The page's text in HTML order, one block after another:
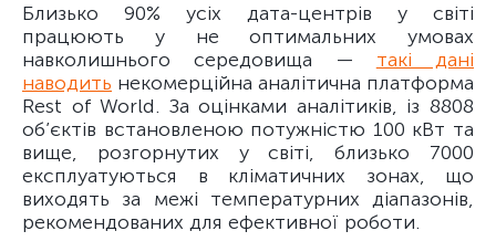
Близько 90% усіх дата-центрів у світі
працюють у не оптимальних умовах
навколишнього середовища — такі дані
наводить некомерційна аналітична платформа
Rest of World. За оцінками аналітиків, із 8808
об’єктів встановленою потужністю 100 кВт та
вище, розгорнутих у світі, близько 7000
експлуатуються в кліматичних зонах, що
виходять за межі температурних діапазонів,
рекомендованих для ефективної роботи.